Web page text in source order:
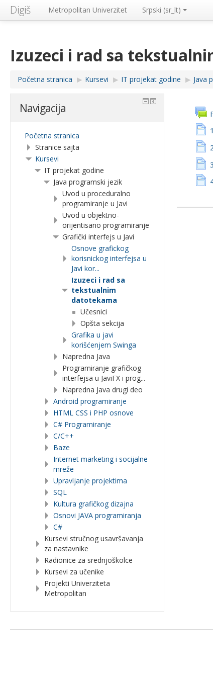
Digiš Metropolitan Univerzitet Srpski ‎(sr_lt)‎
Izuzeci i rad sa
Početna stranica ▶︎ Kursevi ▶︎ IT projekat godine ▶︎ Java
Navigacija
Početna stranica
Stranice sajta
Kursevi
IT projekat godine
Java programski jezik
Uvod u proceduralno
programiranje u Javi
Uvod u objektno-
orijentisano programiranje
Grafički interfejs u Javi
Osnove grafickog
korisnickog interfejsa u
Javi kor...
Izuzeci i rad sa
tekstualnim
datotekama
Učesnici
Opšta sekcija
Grafika u javi
korišćenjem Swinga
Napredna Java
Programiranje grafičkog
interfejsa u JaviFX i prog...
Napredna Java drugi deo
Android programiranje
HTML CSS i PHP osnove
C# Programiranje
C/C++
Baze
Internet marketing i socijalne
mreže
Upravljanje projektima
SQL
Kultura grafičkog dizajna
Osnovi JAVA programiranja
C#
Kursevi stručnog usavršavanja
za nastavnike
Radionice za srednjoškolce
Kursevi za učenike
Projekti Univerziteta
Metropolitan